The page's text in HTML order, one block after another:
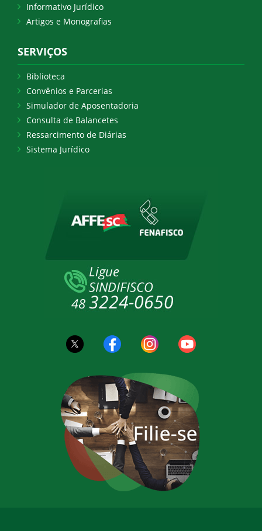
Informativo Jurídico
Artigos e Monografias
SERVIÇOS
Biblioteca
Convênios e Parcerias
Simulador de Aposentadoria
Consulta de Balancetes
Ressarcimento de Diárias
Sistema Jurídico